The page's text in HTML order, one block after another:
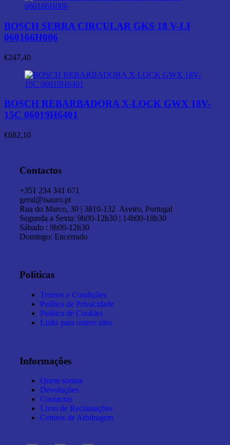
BOSCH SERRA CIRCULAR GKS 18 V-LI
060166H006
€247,40
BOSCH REBARBADORA X-LOCK GWX 18V-
15C 06019H6401
€682,10
Contactos
+351 234 341 671
geral@isauro.pt
Rua do Marco, 30 | 3810-132 Aveiro, Portugal
Segunda a Sexta: 9h00-12h30 | 14h00-18h30
Sábado : 9h00-12h30
Domingo: Encerrado
Políticas
Termos e Condições
Política de Privacidade
Política de Cookies
Links para outros sites
Informações
Quem somos
Devoluções
Contactos
Livro de Reclamações
Centros de Arbitragem